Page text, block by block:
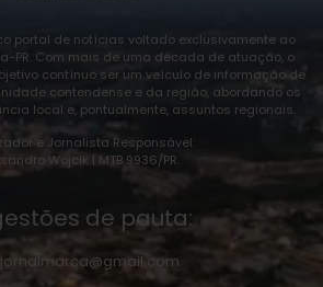
portal de notícias voltado exclusivamente ao
PR. Com mais de uma década de atuação, o
contínuo ser um veículo de informação de
contendense e da região, abordando os
local e, pontualmente, assuntos regionais.
e Jornalista Responsável:
Wojcik | MTB 9936/PR.
de pauta:
jornalmarca@gmail.com